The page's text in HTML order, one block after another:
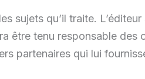
sujets qu’il traite.
être tenu responsable des
partenaires qui lui